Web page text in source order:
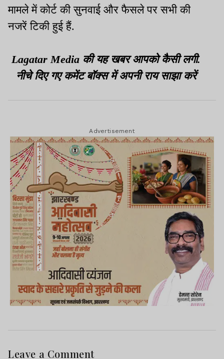
मामले में कोर्ट की सुनवाई और फैसले पर सभी की
नजरें टिकी हुई हैं.
Lagatar Media की यह खबर आपको कैसी लगी.
नीचे दिए गए कमेंट बॉक्स में अपनी राय साझा करें
Advertisement
Leave a Comment